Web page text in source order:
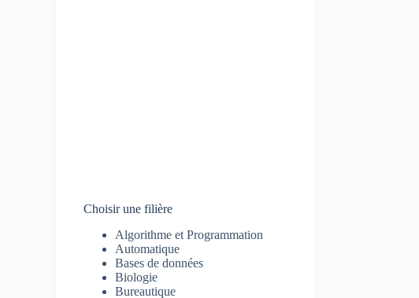
Choisir une filière
Algorithme et Programmation
Automatique
Bases de données
Biologie
Bureautique